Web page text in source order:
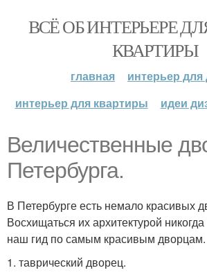
ВСЁ ОБ ИНТЕРЬЕРЕ
КВАРТИРЫ
главная
интерьер
интерьер для квартиры
идеи
Величественные
Петербурга.
В Петербурге есть немало красивых
Восхищаться их архитектурой
наш гид по самым красивым дворцам.
1. таврический дворец.